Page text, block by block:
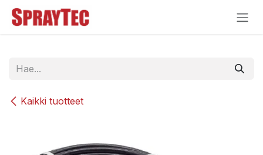
Siirry sisältöön
Kaikki tuotteet